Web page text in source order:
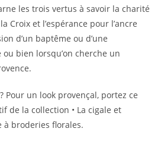
les trois vertus à savoir la charité
Croix et l’espérance pour l’ancre
d’un baptême ou d’une
bien lorsqu’on cherche un
Pour un look provençal, portez ce
de la collection • La cigale et
à broderies florales.